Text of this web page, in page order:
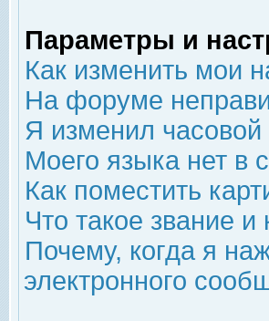
Параметры и
Как изменить мои
На форуме
Я изменил
Моего языка нет в
Как поместить
Что такое звание и
Почему, когда я
электронного